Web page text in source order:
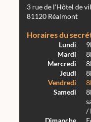
3 rue de l'Hôtel de
81120 Réalmont
Horaires du
Lundi
Mardi
Mercredi
Jeudi
Vendredi
Samedi
/
Dimanche